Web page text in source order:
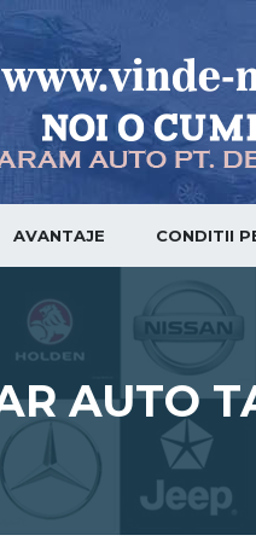
AVANTAJE CONDITII
AUTO